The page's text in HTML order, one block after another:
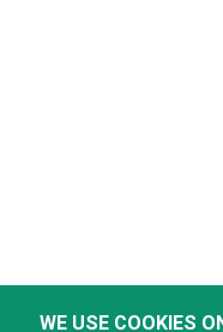
WE USE COOKIES